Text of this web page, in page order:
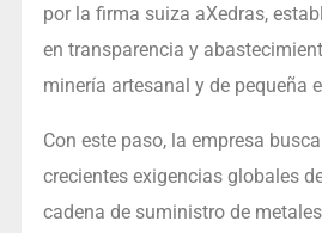
por la firma suiza aXedras,
en transparencia y
minería artesanal y de pequeña
Con este paso, la empresa
crecientes exigencias globales
cadena de suministro de